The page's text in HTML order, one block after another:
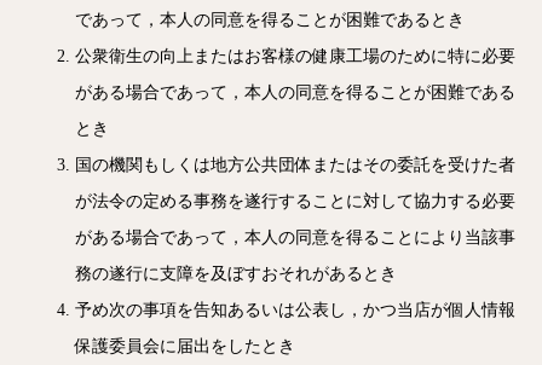
であって，本人の同意を得ることが困難であるとき
公衆衛生の向上またはお客様の健康工場のために特に必要
がある場合であって，本人の同意を得ることが困難である
とき
国の機関もしくは地方公共団体またはその委託を受けた者
が法令の定める事務を遂行することに対して協力する必要
がある場合であって，本人の同意を得ることにより当該事
務の遂行に支障を及ぼすおそれがあるとき
予め次の事項を告知あるいは公表し，かつ当店が個人情報
保護委員会に届出をしたとき